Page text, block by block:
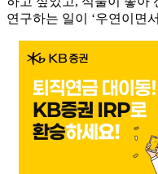
연구하는 일이 ‘우연이면